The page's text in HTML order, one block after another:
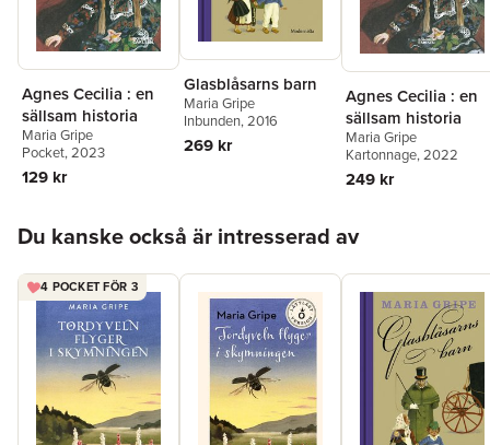
Agnes Cecilia : en
sällsam historia
Maria Gripe
Pocket, 2023
129 kr
Glasblåsarns barn
Maria Gripe
Inbunden, 2016
269 kr
Agnes Cecilia : en
sällsam historia
Maria Gripe
Kartonnage, 2022
249 kr
Du kanske också är intresserad av
4 POCKET FÖR 3